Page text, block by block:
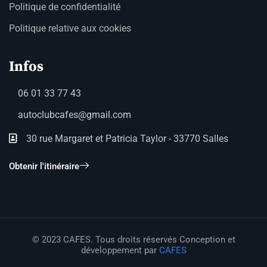
Politique de confidentialité
Politique relative aux cookies
Infos
06 01 33 77 43
autoclubcafes@gmail.com
30 rue Margaret et Patricia Taylor - 33770 Salles
Obtenir l'itinéraire
© 2023 CAFES. Tous droits réservés Conception et
développement par CAFES